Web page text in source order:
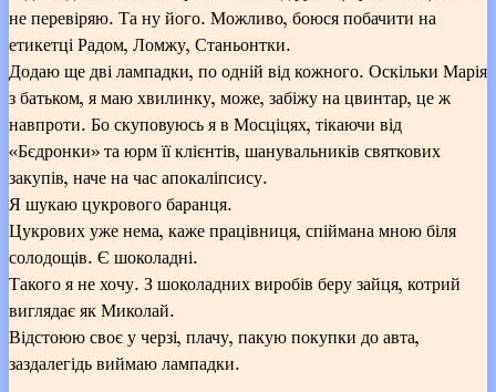
не перевіряю. Та ну його. Можливо, боюся побачити на
етикетці Радом, Ломжу, Станьонтки.
Додаю ще дві лампадки, по одній від кожного. Оскільки Марія
з батьком, я маю хвилинку, може, забіжу на цвинтар, це ж
навпроти. Бо скуповуюсь я в Мосціцях, тікаючи від
«Бєдронки» та юрм її клієнтів, шанувальників святкових
закупів, наче на час апокаліпсису.
Я шукаю цукрового баранця.
Цукрових уже нема, каже працівниця, спіймана мною біля
солодощів. Є шоколадні.
Такого я не хочу. З шоколадних виробів беру зайця, котрий
виглядає як Миколай.
Відстоюю своє у черзі, плачу, пакую покупки до авта,
заздалегідь виймаю лампадки.